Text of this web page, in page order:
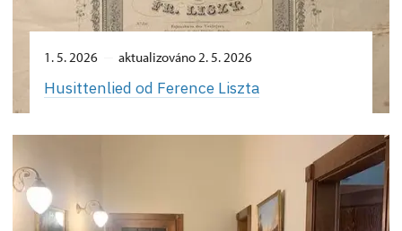
1. 5. 2026 aktualizováno 2. 5. 2026
Husittenlied od Ference Liszta